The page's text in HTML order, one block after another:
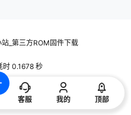
_第三方ROM固件下载
0.1678 秒
客服 我的 顶部